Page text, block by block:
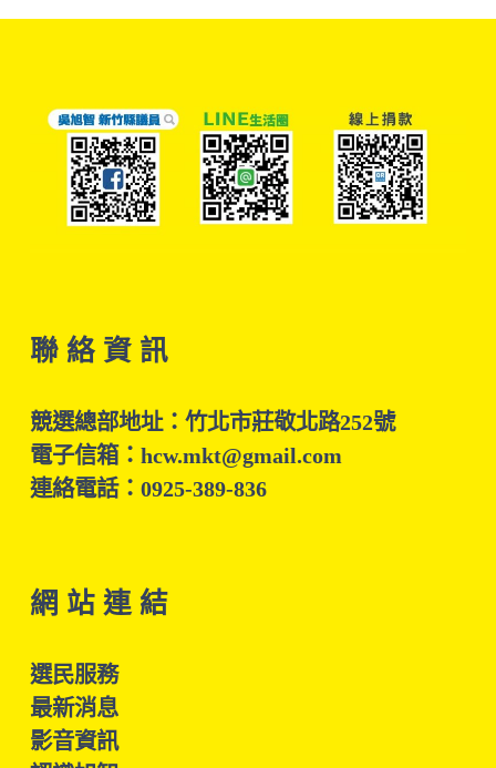
聯 絡 資 訊
競選總部地址：竹北市莊敬北路252號
電子信箱：hcw.mkt@gmail.com
連絡電話：0925-389-836
網 站 連 結
選民服務
最新消息
影音資訊